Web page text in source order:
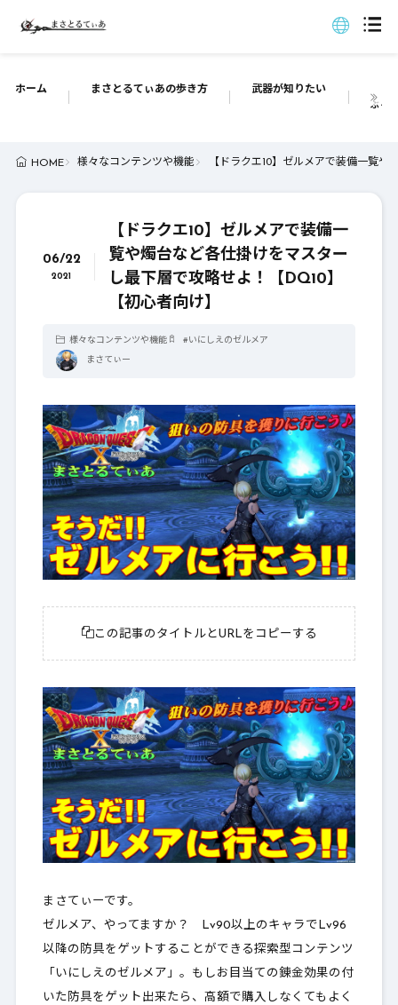
ホーム まさとるてぃあの歩き方 武器が知りたい
ぶっ
HOME 様々なコンテンツや機能 【ドラクエ10】ゼルメアで装備一覧
06/22
2021
【ドラクエ10】ゼルメアで装備一
覧や燭台など各仕掛けをマスター
し最下層で攻略せよ！【DQ10】
【初心者向け】
様々なコンテンツや機能 #いにしえのゼルメア
まさてぃー
この記事のタイトルとURLをコピーする
まさてぃーです。
ゼルメア、やってますか？ Lv90以上のキャラでLv96
以降の防具をゲットすることができる探索型コンテンツ
「いにしえのゼルメア」。もしお目当ての錬金効果の付
いた防具をゲット出来たら、高額で購入しなくてもよく